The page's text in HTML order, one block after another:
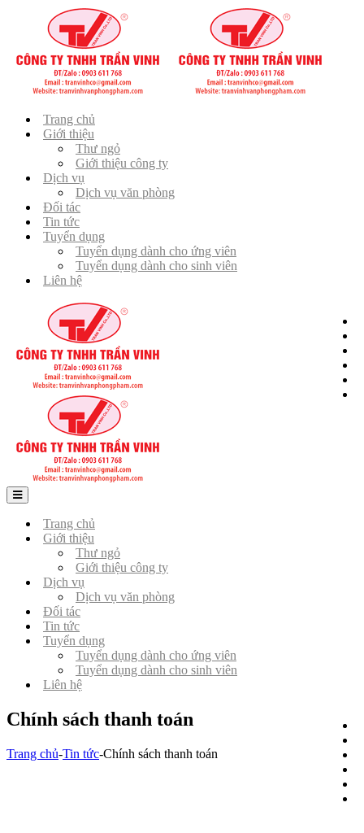
Trang chủ
Giới thiệu
Thư ngỏ
Giới thiệu công ty
Dịch vụ
Dịch vụ văn phòng
Đối tác
Tin tức
Tuyển dụng
Tuyển dụng dành cho ứng viên
Tuyển dụng dành cho sinh viên
Liên hệ
Trang chủ
Giới thiệu
Thư ngỏ
Giới thiệu công ty
Dịch vụ
Dịch vụ văn phòng
Đối tác
Tin tức
Tuyển dụng
Tuyển dụng dành cho ứng viên
Tuyển dụng dành cho sinh viên
Liên hệ
Chính sách thanh toán
Trang chủ-Tin tức-Chính sách thanh toán